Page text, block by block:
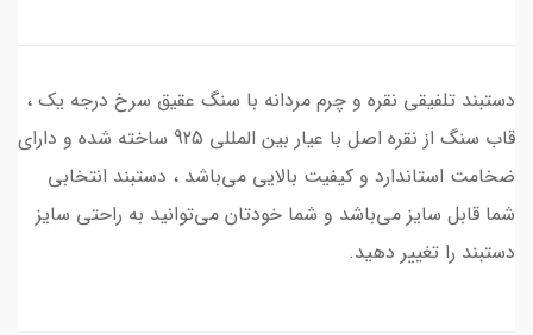
دستبند تلفیقی نقره و چرم مردانه با سنگ عقیق سرخ درجه یک ،
قاب سنگ از نقره اصل با عیار بین المللی 925 ساخته شده و دارای
ضخامت استاندارد و کیفیت بالایی می‌باشد ، دستبند انتخابی
شما قابل سایز می‌باشد و شما خودتان می‌توانید به راحتی سایز
دستبند را تغییر دهید.